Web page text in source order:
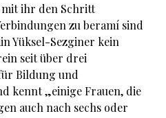
mit ihr den Schritt
zu beramí sind
Yüksel-Sezginer kein
seit über drei
Bildung und
kennt „einige Frauen, die
auch nach sechs oder